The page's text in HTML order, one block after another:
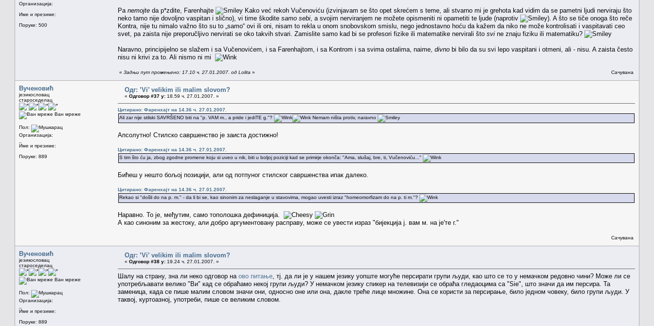
Организација:
Име и презиме:
Поруке: 500
Pa nemojte da p*zdite, Farenhajte
Kako već rekoh Vučenoviću (izvinjavam se što opet skrećem s teme, ali stvarno mi je grehota kad vidim da se pametni ljudi nerviraju što
neko tamo nije dovoljno vaspitan i slično), vi time škodite samo sebi , a svojim nerviranjem ne možete opismeniti ni opametiti te ljude (naprotiv
). A što se tiče onoga što reče
Kontra, nije tu nimalo važno što su to „samo“ ovi ili oni, nisam to rekla u onom snobovskom smislu, nego jednostavno hoću da kažem da niko ne može kontrolisati i vaspitavati ceo
svet, pa zaista nije preporučljivo nervirati se oko takvih stvari. Zamislite samo kad bi se profesori fizike ili matematike nervirali što svi ne znaju fiziku ili matematiku?
Naravno, principijelno se slažem i sa Vučenovićem, i sa Farenhajtom, i sa Kontrom i sa svima ostalima, naime, divno bi bilo da su svi lepo vaspitani i otmeni, ali - nisu. A zaista često
nisu ni krivi za to. Ali nismo ni mi
« Задњи пут промењено: 17.10 ч. 27.01.2007. од Lolita » Сачувана
Вученовић
језикословац
староседелац
Ван мреже
Пол:
Организација:
Име и презиме:
Поруке: 889
Одг: ’Vi’ velikim ili malim slovom?
« Одговор #37 у: 18.59 ч. 27.01.2007. »
Цитирано: Фаренхајт на 14.36 ч. 27.01.2007.
Ali zar nije stilski SAVRŠENO biti na "p. VAM m., a pride i jediTE g."?
Nemam ništa protiv, naravno
Апсолутно! Стилско савршенство је заиста достижно!
Цитирано: Фаренхајт на 14.36 ч. 27.01.2007.
S tim što ću ja, zbog zgodne promene koju si uveo u nik, biti u boljoj poziciji kad se primirje okonča: "Ama, slušaj, bre, ti, Vučenoviću..."
Бићеш у нешто бољој позицији, али од потпуног стилског савршенства ипак далеко.
Цитирано: Фаренхајт на 14.36 ч. 27.01.2007.
Rekao si "došli do na p. m." - da li bi se, kao sinonim za neslaganje u stavovima, mogao uvesti izraz "homeomorfizam do na p. ti m."?
Наравно. То је, међутим, само тополошка дефиниција.
А као синоним за жестоку, али добро аргументовану расправу, може се увести израз "бијекција ј. вам м. на је'те г."
Сачувана
Вученовић
језикословац
староседелац
Ван мреже
Пол:
Организација:
Име и презиме:
Поруке: 889
Одг: ’Vi’ velikim ili malim slovom?
« Одговор #38 у: 19.24 ч. 27.01.2007. »
Шалу на страну, зна ли неко одговор на ово питање , тј. да ли је у нашем језику уопште могуће персирати групи људи, као што се то у немачком редовно чини? Може ли се
употребљавати велико "Ви" кад се обраћамо некој групи људи? У немачком језику спикер на телевизији се обраћа гледаоцима са "Sie", што значи да им персира. Та
заменица, када се пише малим словом значи они, односно оне или она, дакле треће лице множине. Она се користи за персирање, било једном човеку, било групи људи. У
таквој, куртоазној, употреби, пише се великим словом.